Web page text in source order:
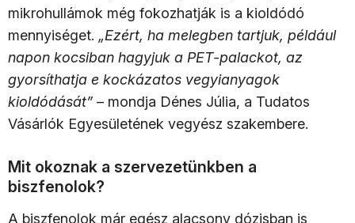
mikrohullámok még fokozhatják is a kioldódó
mennyiséget. „Ezért, ha melegben tartjuk, például
napon kocsiban hagyjuk a PET-palackot, az
gyorsíthatja e kockázatos vegyianyagok
kioldódását” – mondja Dénes Júlia, a Tudatos
Vásárlók Egyesületének vegyész szakembere.
Mit okoznak a szervezetünkben a
biszfenolok?
A biszfenolok már egész alacsony dózisban is